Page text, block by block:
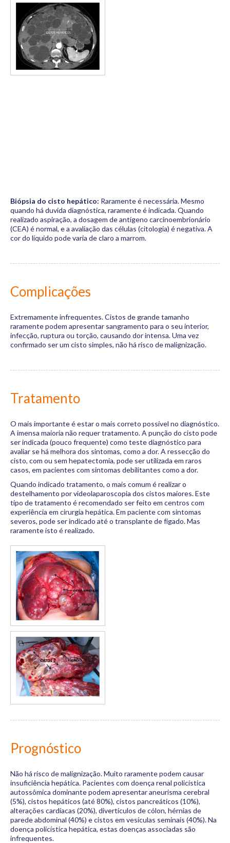
Biópsia do cisto hepático: Raramente é necessária. Mesmo
quando há duvida diagnóstica, raramente é indicada. Quando
realizado aspiração, a dosagem de antígeno carcinoembrionário
(CEA) é normal, e a avaliação das células (citologia) é negativa. A
cor do líquido pode varia de claro a marrom.
Complicações
Extremamente infrequentes. Cistos de grande tamanho
raramente podem apresentar sangramento para o seu interior,
infecção, ruptura ou torção, causando dor intensa. Uma vez
confirmado ser um cisto simples, não há risco de malignização.
Tratamento
O mais importante é estar o mais correto possível no diagnóstico.
A imensa maioria não requer tratamento. A punção do cisto pode
ser indicada (pouco frequente) como teste diagnóstico para
avaliar se há melhora dos sintomas, como a dor. A ressecção do
cisto, com ou sem hepatectomia, pode ser utilizada em raros
casos, em pacientes com sintomas debilitantes como a dor.
Quando indicado tratamento, o mais comum é realizar o
destelhamento por videolaparoscopia dos cistos maiores. Este
tipo de tratamento é recomendado ser feito em centros com
experiência em cirurgia hepática. Em paciente com sintomas
severos, pode ser indicado até o transplante de fígado. Mas
raramente isto é realizado.
Prognóstico
Não há risco de malignização. Muito raramente podem causar
insuficiência hepática. Pacientes com doença renal policística
autossômica dominante podem apresentar aneurisma cerebral
(5%), cistos hepáticos (até 80%), cistos pancreáticos (10%),
alterações cardíacas (20%), divertículos de cólon, hérnias de
parede abdominal (40%) e cistos em vesículas seminais (40%). Na
doença policística hepática, estas doenças associadas são
infrequentes.